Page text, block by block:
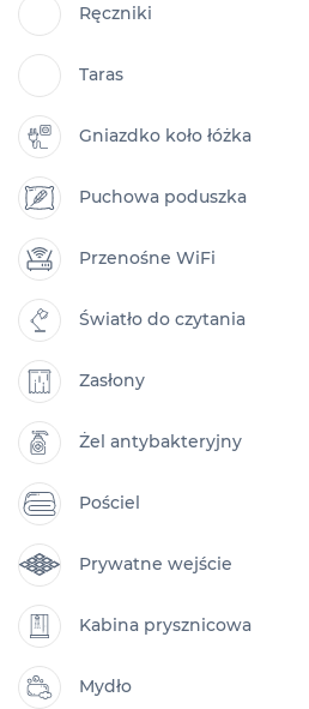
Ręczniki
Taras
Gniazdko koło łóżka
Puchowa poduszka
Przenośne WiFi
Światło do czytania
Zasłony
Żel antybakteryjny
Pościel
Prywatne wejście
Kabina prysznicowa
Mydło